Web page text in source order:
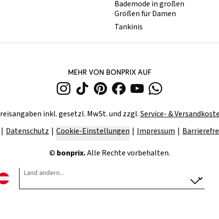
Bademode in großen
Größen für Damen
Tankinis
MEHR VON BONPRIX AUF
inkl. gesetzl. MwSt. und zzgl.Service- &
Datenschutz Cookie-Einstellungen Impressum
© bonprix.Alle Rechte vorbehalten.
Land ändern...